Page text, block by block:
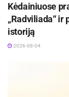
Kėdainiuose
„Radviliada“ ir
istoriją
2026-08-04